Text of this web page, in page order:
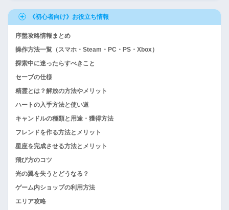
《初心者向け》お役立ち情報
序盤攻略情報まとめ
操作方法一覧（スマホ・Steam・PC・PS・Xbox）
探索中に迷ったらすべきこと
セーブの仕様
精霊とは？解放の方法やメリット
ハートの入手方法と使い道
キャンドルの種類と用途・獲得方法
フレンドを作る方法とメリット
星座を完成させる方法とメリット
飛び方のコツ
光の翼を失うとどうなる？
ゲーム内ショップの利用方法
エリア攻略